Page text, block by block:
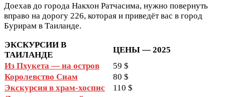
Доехав до города Накхон Ратчасима, нужно повернуть
вправо на дорогу 226, которая и приведёт вас в город
Бурирам в Таиланде.
ЭКСКУРСИИ В
ТАИЛАНДЕ
ЦЕНЫ — 2025
Из Пхукета — на остров
59 $
Королевство Сиам
80 $
Экскурсия в храм-хоспис
110 $